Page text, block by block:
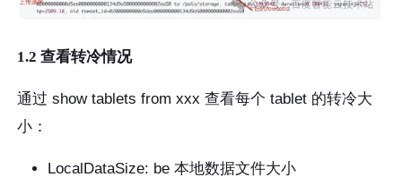
1.2 查看转冷情况
通过 show tablets from xxx 查看每个 tablet 的转冷大
小：
LocalDataSize: be 本地数据文件大小